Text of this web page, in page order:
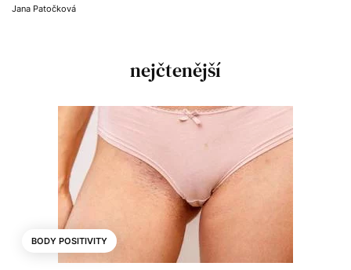
Jana Patočková
nejčtenější
BODY POSITIVITY